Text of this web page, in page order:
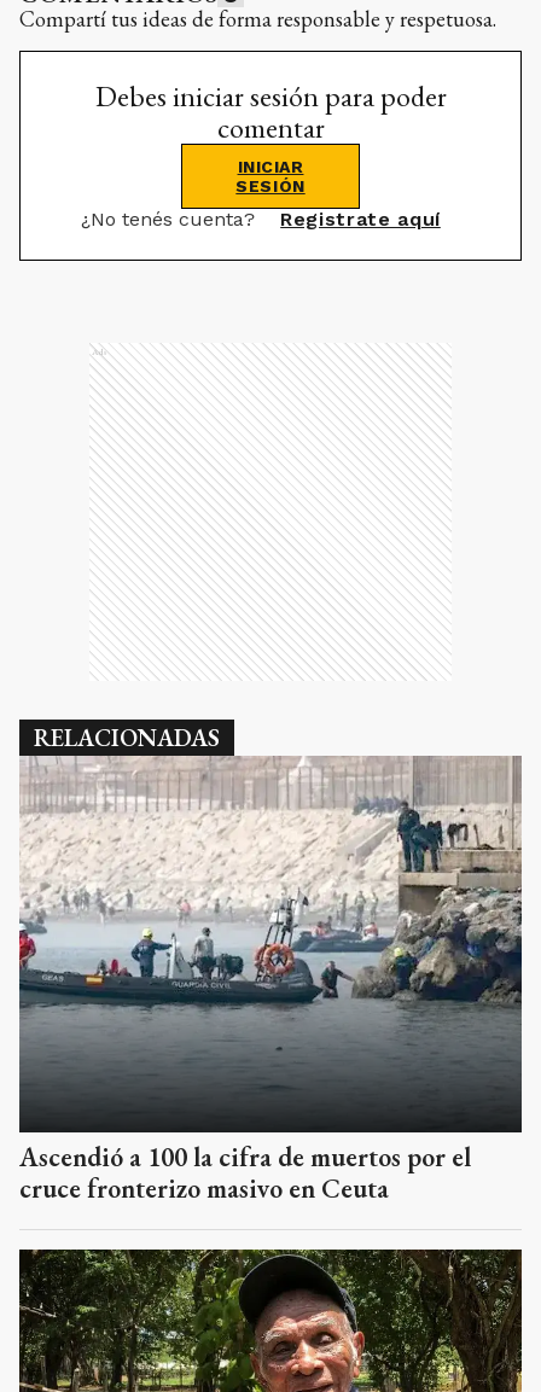
Compartí tus ideas de forma responsable y respetuosa.
Debes iniciar sesión para poder
comentar
INICIAR
SESIÓN
¿No tenés cuenta? Registrate aquí
Ads
RELACIONADAS
Ascendió a 100 la cifra de muertos por el
cruce fronterizo masivo en Ceuta